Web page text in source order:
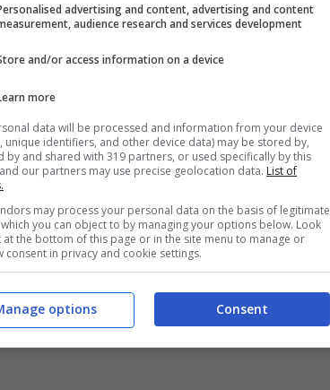
advertising and content, advertising and content
audience research and services development
and/or access information on a device
more
data will be processed and information from your device
unique identifiers, and other device data) may be stored by,
by and shared with 319 partners, or used specifically by this
our partners may use precise geolocation data. List of
may process your personal data on the basis of legitimate
you can object to by managing your options below. Look
at the bottom of this page or in the site menu to manage or
consent in privacy and cookie settings.
Consent
options